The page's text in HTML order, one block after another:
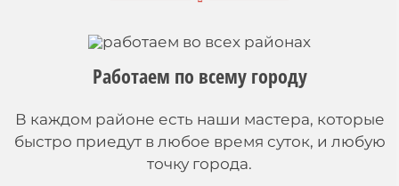
Работаем по всему городу
В каждом районе есть наши мастера, которые
быстро приедут в любое время суток, и любую
точку города.